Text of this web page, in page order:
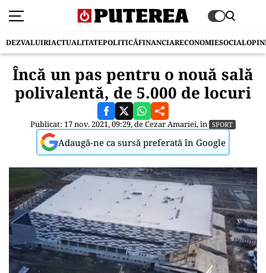
DEZVALUIRIACTUALITATEPOLITICĂFINANCIARECONOMIESOCIAL
Încă un pas pentru o nouă sală
polivalentă, de 5.000 de locuri
Publicat: 17 nov. 2021, 09:29, deCezar Amariei, în SPORT
Adaugă-ne ca sursă preferată în Google